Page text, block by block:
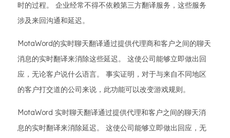
时的过程。 企业经常不得不依赖第三方翻译服务，这些服务
涉及来回沟通和延迟。
MotaWord的实时聊天翻译通过提供代理商和客户之间的聊天
消息的实时翻译来消除这些延迟。 这使公司能够立即做出回
应，无论客户说什么语言。 事实证明，对于与来自不同地区
的客户打交道的公司来说，此功能可以改变游戏规则。
MotaWord 实时聊天翻译通过提供代理和客户之间的聊天消
息的实时翻译来消除延迟。 这使公司能够立即做出回应，无